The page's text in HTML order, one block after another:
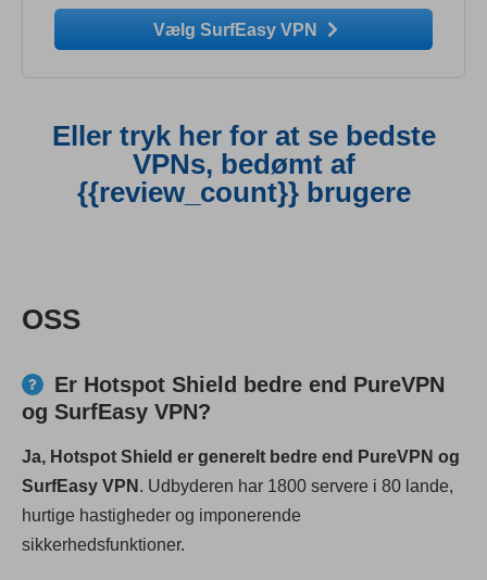
Vælg SurfEasy VPN
Eller tryk her for at se bedste
VPNs, bedømt af
{{review_count}} brugere
OSS
Er Hotspot Shield bedre end PureVPN
og SurfEasy VPN?
Ja, Hotspot Shield er generelt bedre end PureVPN og
SurfEasy VPN . Udbyderen har 1800 servere i 80 lande,
hurtige hastigheder og imponerende
sikkerhedsfunktioner.